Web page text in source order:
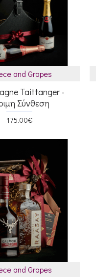
and Grapes
Taittanger -
Σύνθεση
175.00€
and Grapes